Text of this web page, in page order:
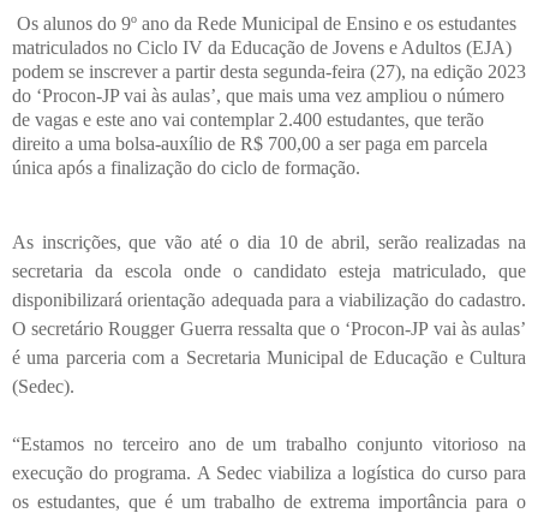
Os alunos do 9º ano da Rede Municipal de Ensino e os estudantes
matriculados no Ciclo IV da Educação de Jovens e Adultos (EJA)
podem se inscrever a partir desta segunda-feira (27), na edição 2023
do ‘Procon-JP vai às aulas’, que mais uma vez ampliou o número
de vagas e este ano vai contemplar 2.400 estudantes, que terão
direito a uma bolsa-auxílio de R$ 700,00 a ser paga em parcela
única após a finalização do ciclo de formação.
As inscrições, que vão até o dia 10 de abril, serão realizadas na
secretaria da escola onde o candidato esteja matriculado, que
disponibilizará orientação adequada para a viabilização do cadastro.
O secretário Rougger Guerra ressalta que o ‘Procon-JP vai às aulas’
é uma parceria com a Secretaria Municipal de Educação e Cultura
(Sedec).
“Estamos no terceiro ano de um trabalho conjunto vitorioso na
execução do programa. A Sedec viabiliza a logística do curso para
os estudantes, que é um trabalho de extrema importância para o